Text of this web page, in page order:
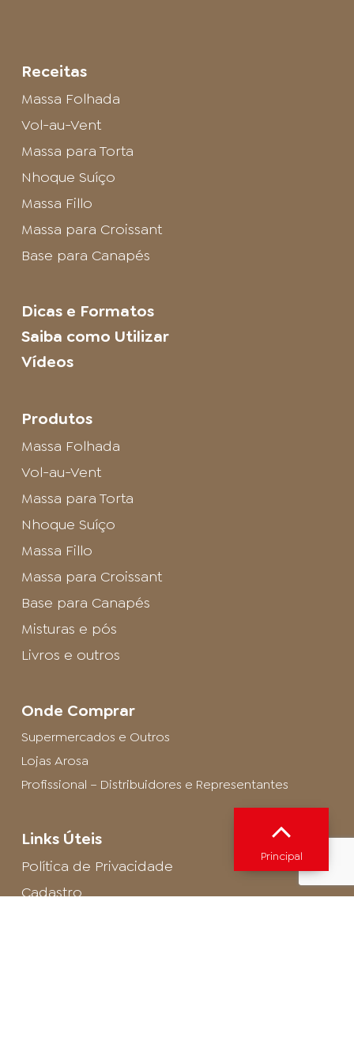
Receitas
Massa Folhada
Vol-au-Vent
Massa para Torta
Nhoque Suíço
Massa Fillo
Massa para Croissant
Base para Canapés
Dicas e Formatos
Saiba como Utilizar
Vídeos
Produtos
Massa Folhada
Vol-au-Vent
Massa para Torta
Nhoque Suíço
Massa Fillo
Massa para Croissant
Base para Canapés
Misturas e pós
Livros e outros
Onde Comprar
Supermercados e Outros
Lojas Arosa
Profissional – Distribuidores e Representantes
Links Úteis
Política de Privacidade
Cadastro
Principal